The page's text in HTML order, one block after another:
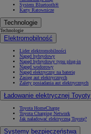
System Bluetooth®
Karty Ratownicze
Technologie
Technologie
Elektromobilność
Lider elektromobilności
Napęd hybrydowy
Napęd hybrydowy typu plug-in
Napęd wodorowy
Napęd elektryczny na baterię
Zasięg aut elektrycznych
Zalety posiadania aut elektrycznych
Ładowanie elektrycznej Toyoty
Toyota HomeCharge
Toyota Charging Network
Jak naładować elektryczną Toyotę?
Systemy bezpieczeństwa